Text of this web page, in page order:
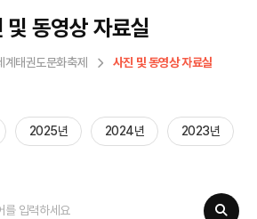
및 동영상 자료실
계태권도문화축제 사진 및 동영상 자료실
2025년 2024년 2023년